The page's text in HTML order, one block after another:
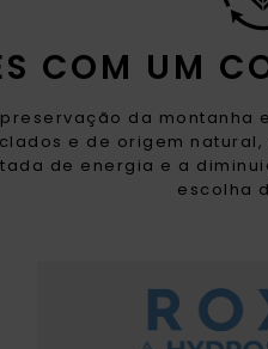
COM UM
da montanha
e de origem
de energia e a
escolha